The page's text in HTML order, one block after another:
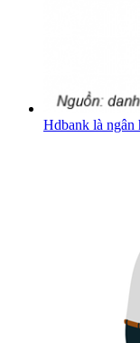
Hdbank là ngân